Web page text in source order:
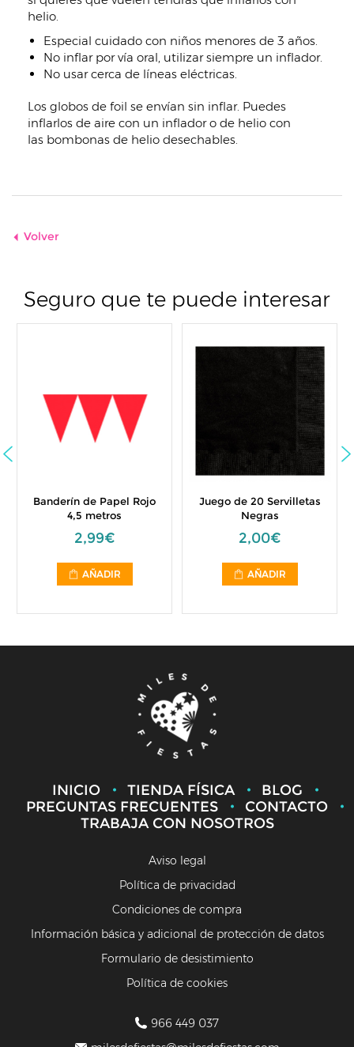
helio.
Especial cuidado con niños menores de 3 años.
No inflar por vía oral, utilizar siempre un inflador.
No usar cerca de líneas eléctricas.
Los globos de foil se envían sin inflar. Puedes
inflarlos de aire con un inflador o de helio con
las bombonas de helio desechables.
Volver
Seguro que te puede interesar
Banderín de Papel Rojo
4,5 metros
2,99€
AÑADIR
Juego de 20 Servilletas
Negras
2,00€
AÑADIR
INICIO TIENDA FÍSICA
BLOG
PREGUNTAS FRECUENTES
CONTACTO
TRABAJA CON NOSOTROS
Aviso legal
Política de privacidad
Condiciones de compra
Información básica y adicional de protección de datos
Formulario de desistimiento
Política de cookies
966 449 037